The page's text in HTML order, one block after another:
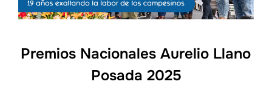
Premios Nacionales Aurelio Llano
Posada 2025